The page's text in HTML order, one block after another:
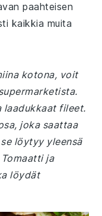
paahteisen
kaikkia muita
kotona, voit
laadukkaat fileet.
joka saattaa
löytyy yleensä
ja
löydät